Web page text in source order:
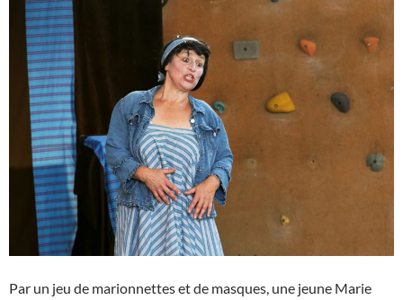
Par un jeu de marionnettes et de masques, une jeune Marie